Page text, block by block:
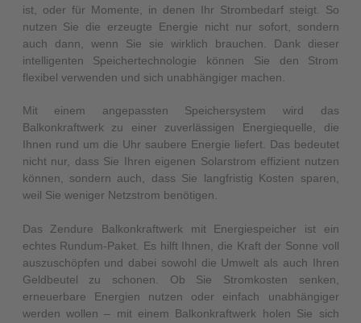
ist, oder für Momente, in denen Ihr Strombedarf steigt. So
nutzen Sie die erzeugte Energie nicht nur sofort, sondern
auch dann, wenn Sie sie wirklich brauchen. Dank dieser
intelligenten Speichertechnologie können Sie den Strom
flexibel verwenden und sich unabhängiger machen.
Mit einem angepassten Speichersystem wird das
Balkonkraftwerk zu einer zuverlässigen Energiequelle, die
Ihnen rund um die Uhr saubere Energie liefert. Das bedeutet
nicht nur, dass Sie Ihren eigenen Solarstrom effizient nutzen
können, sondern auch, dass Sie langfristig Kosten sparen,
weil Sie weniger Netzstrom benötigen.
Das Zendure Balkonkraftwerk mit Energiespeicher ist ein
echtes Rundum-Paket. Es hilft Ihnen, die Kraft der Sonne voll
auszuschöpfen und dabei sowohl die Umwelt als auch Ihren
Geldbeutel zu schonen. Ob Sie Stromkosten senken,
erneuerbare Energien nutzen oder einfach unabhängiger
werden wollen – mit einem Balkonkraftwerk holen Sie sich